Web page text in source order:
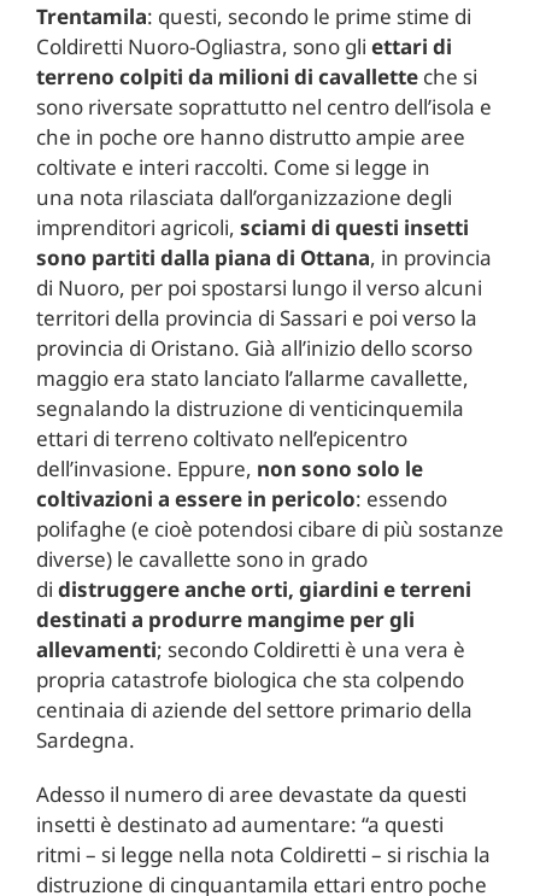
Trentamila: questi, secondo le prime stime di
Coldiretti Nuoro-Ogliastra, sono gli ettari di
terreno colpiti da milioni di cavalletteche si
sono riversate soprattutto nel centro dell’isola e
che in poche ore hanno distrutto ampie aree
coltivate e interi raccolti. Come si legge in
una nota rilasciata dall’organizzazione degli
imprenditori agricoli, sciami di questi insetti
sono partiti dalla piana di Ottana, in provincia
di Nuoro, per poi spostarsi lungo il verso alcuni
territori della provincia di Sassari e poi verso la
provincia di Oristano. Già all’inizio dello scorso
maggio era stato lanciato l’allarme cavallette,
segnalando la distruzione di venticinquemila
ettari di terreno coltivato nell’epicentro
dell’invasione. Eppure, non sono solo le
coltivazioni a essere in pericolo: essendo
polifaghe (e cioè potendosi cibare di più sostanze
diverse) le cavallette sono in grado
di distruggere anche orti, giardini e terreni
destinati a produrre mangime per gli
allevamenti; secondo Coldiretti è una vera è
propria catastrofe biologica che sta colpendo
centinaia di aziende del settore primario della
Sardegna.
Adesso il numero di aree devastate da questi
insetti è destinato ad aumentare: “a questi
ritmi – si legge nella nota Coldiretti – si rischia la
distruzione di cinquantamila ettari entro poche